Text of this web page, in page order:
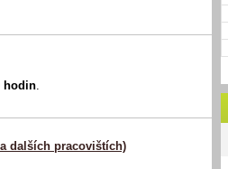
hodin
dalších pracovištích)